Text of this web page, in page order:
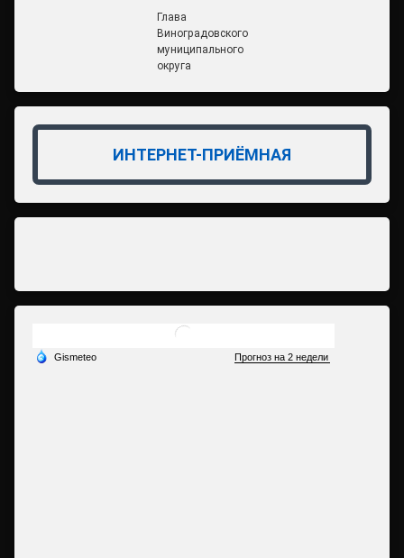
Глава
Виноградовского
муниципального
округа
ИНТЕРНЕТ-ПРИЁМНАЯ